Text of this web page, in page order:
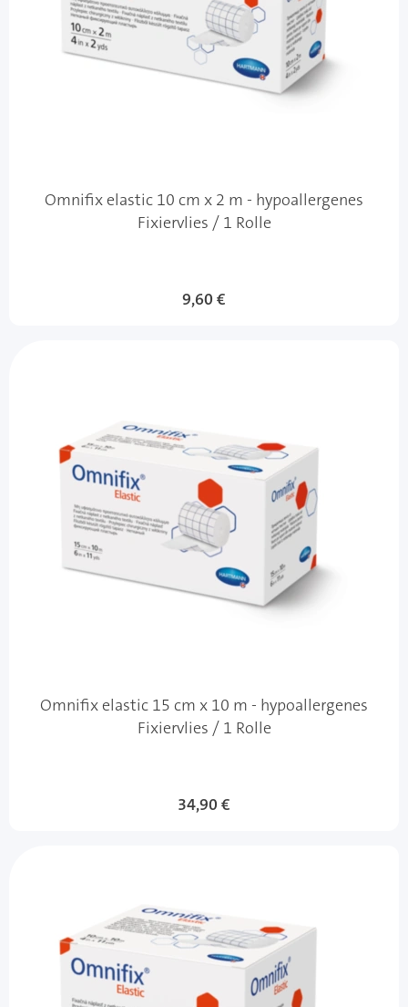
Omnifix elastic 10 cm x 2 m - hypoallergenes
Fixiervlies / 1 Rolle
9,60 €
Omnifix elastic 15 cm x 10 m - hypoallergenes
Fixiervlies / 1 Rolle
34,90 €